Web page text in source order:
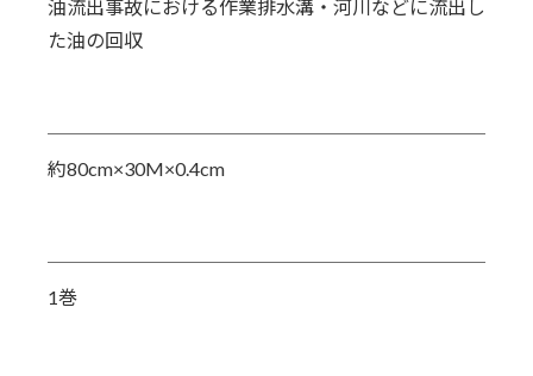
油流出事故における作業排水溝・河川などに流出し
た油の回収
約80cm×30M×0.4cm
1巻